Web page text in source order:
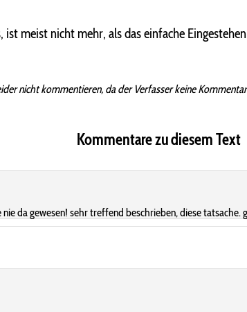
ist meist nicht mehr, als das einfache
nicht kommentieren, da der Verfasser keine
Kommentare zu diesem Text
da gewesen! sehr treffend beschrieben, diese tatsache.